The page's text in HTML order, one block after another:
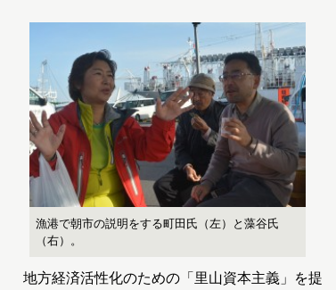
漁港で朝市の説明をする町田氏（左）と藻谷氏
（右）。
地方経済活性化のための「里山資本主義」を提